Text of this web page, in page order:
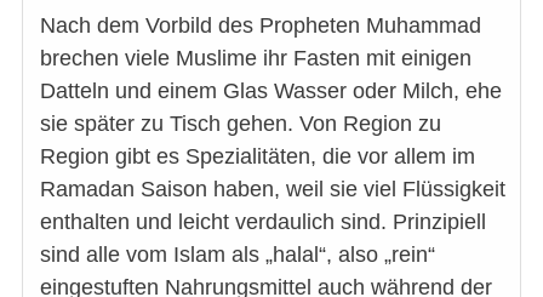
Nach dem Vorbild des Propheten Muhammad
brechen viele Muslime ihr Fasten mit einigen
Datteln und einem Glas Wasser oder Milch, ehe
sie später zu Tisch gehen. Von Region zu
Region gibt es Spezialitäten, die vor allem im
Ramadan Saison haben, weil sie viel Flüssigkeit
enthalten und leicht verdaulich sind. Prinzipiell
sind alle vom Islam als „halal“, also „rein“
eingestuften Nahrungsmittel auch während der